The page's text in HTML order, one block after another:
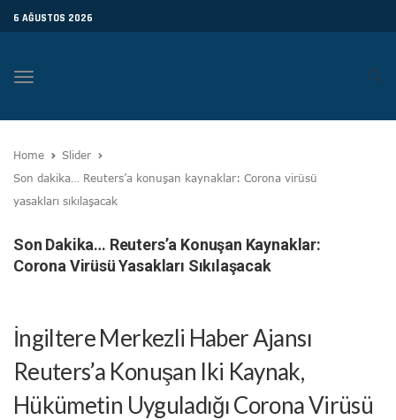
6 AĞUSTOS 2026
Toggle
Home
Slider
Son dakika… Reuters’a konuşan kaynaklar: Corona virüsü
yasakları sıkılaşacak
Son Dakika… Reuters’a Konuşan Kaynaklar:
Corona Virüsü Yasakları Sıkılaşacak
İngiltere Merkezli Haber Ajansı
Reuters’a Konuşan Iki Kaynak,
Hükümetin Uyguladığı Corona Virüsü